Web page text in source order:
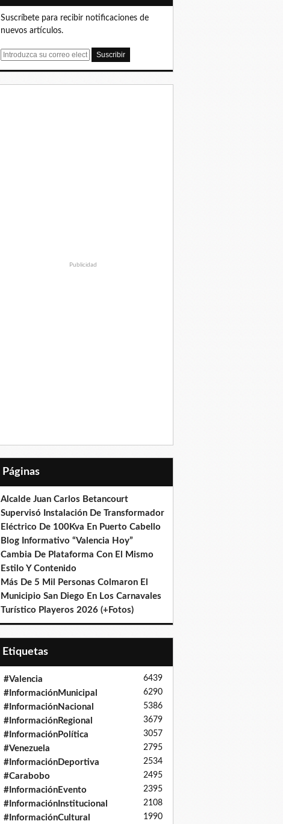
Suscríbete para recibir notificaciones de
nuevos artículos.
E
Publicidad
Páginas
Alcalde Juan Carlos Betancourt
Supervisó Instalación De Transformador
Eléctrico De 100Kva En Puerto Cabello
Blog Informativo “Valencia Hoy”
Cambia De Plataforma Con El Mismo
Estilo Y Contenido
Más De 5 Mil Personas Colmaron El
Municipio San Diego En Los Carnavales
Turístico Playeros 2026 (+Fotos)
Etiquetas
#Valencia 6439
#InformaciónMunicipal 6290
#InformaciónNacional 5386
#InformaciónRegional 3679
#InformaciónPolítica 3057
#Venezuela 2795
#InformaciónDeportiva 2534
#Carabobo 2495
#InformaciónEvento 2395
#InformaciónInstitucional 2108
#InformaciónCultural 1990